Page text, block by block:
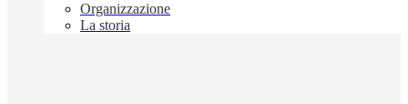
Organizzazione
La storia